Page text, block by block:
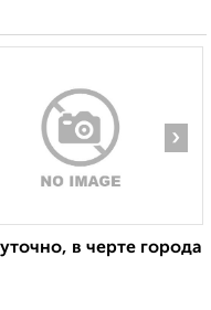
›
в черте города